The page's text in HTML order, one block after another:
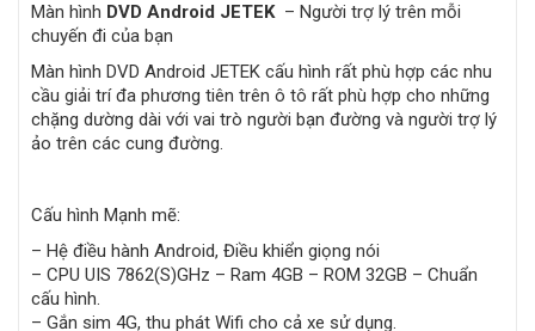
Màn hình DVD Android JETEK – Người trợ lý trên mỗi
chuyến đi của bạn
Màn hình DVD Android JETEK cấu hình rất phù hợp các nhu
cầu giải trí đa phương tiên trên ô tô rất phù hợp cho những
chặng dường dài với vai trò người bạn đường và người trợ lý
ảo trên các cung đường.
Cấu hình Mạnh mẽ:
– Hệ điều hành Android, Điều khiển giọng nói
– CPU UIS 7862(S)GHz – Ram 4GB – ROM 32GB – Chuẩn
cấu hình.
– Gắn sim 4G, thu phát Wifi cho cả xe sử dụng.